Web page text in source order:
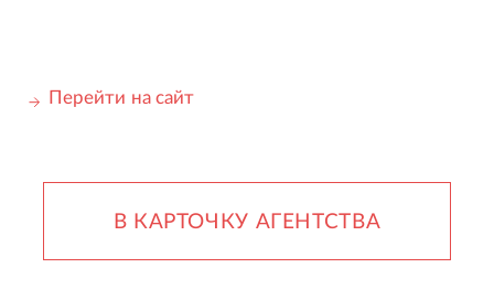
Перейти на сайт
В КАРТОЧКУ АГЕНТСТВА